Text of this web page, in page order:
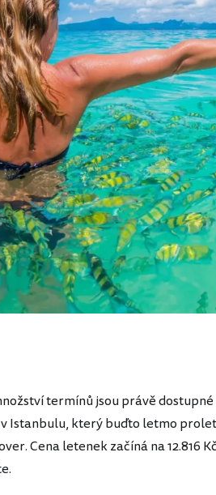
termínů jsou právě
Istanbulu, který buďto letmo
Cena letenek začíná na 12.816